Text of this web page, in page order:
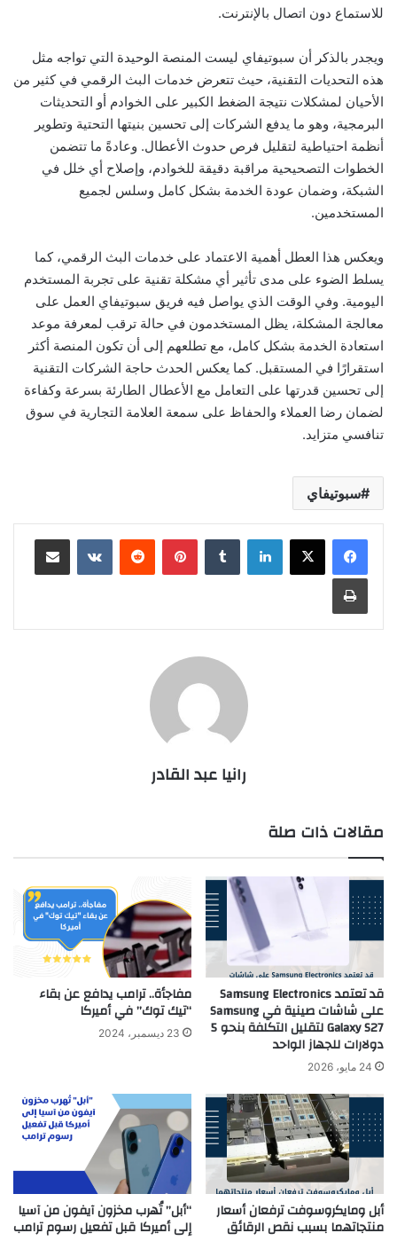
للاستماع دون اتصال بالإنترنت.
ويجدر بالذكر أن سبوتيفاي ليست المنصة الوحيدة التي تواجه مثل
هذه التحديات التقنية، حيث تتعرض خدمات البث الرقمي في كثير من
الأحيان لمشكلات نتيجة الضغط الكبير على الخوادم أو التحديثات
البرمجية، وهو ما يدفع الشركات إلى تحسين بنيتها التحتية وتطوير
أنظمة احتياطية لتقليل فرص حدوث الأعطال. وعادةً ما تتضمن
الخطوات التصحيحية مراقبة دقيقة للخوادم، وإصلاح أي خلل في
الشبكة، وضمان عودة الخدمة بشكل كامل وسلس لجميع
المستخدمين.
ويعكس هذا العطل أهمية الاعتماد على خدمات البث الرقمي، كما
يسلط الضوء على مدى تأثير أي مشكلة تقنية على تجربة المستخدم
اليومية. وفي الوقت الذي يواصل فيه فريق سبوتيفاي العمل على
معالجة المشكلة، يظل المستخدمون في حالة ترقب لمعرفة موعد
استعادة الخدمة بشكل كامل، مع تطلعهم إلى أن تكون المنصة أكثر
استقرارًا في المستقبل. كما يعكس الحدث حاجة الشركات التقنية
إلى تحسين قدرتها على التعامل مع الأعطال الطارئة بسرعة وكفاءة
لضمان رضا العملاء والحفاظ على سمعة العلامة التجارية في سوق
تنافسي متزايد.
سبوتيفاي
لينكدإن بينتيريست مشاركة عبر البريد
طباعة
رانيا عبد القادر
مقالات ذات صلة
قد تعتمد Samsung Electronics
على شاشات صينية في Samsung
Galaxy S27 لتقليل التكلفة بنحو 5
دولارات للجهاز الواحد
24 مايو، 2026
مفاجأة.. ترامب يدافع عن بقاء
“تيك توك” في أميركا
23 ديسمبر، 2024
أبل ومايكروسوفت ترفعان أسعار
منتجاتهما بسبب نقص الرقائق
“أبل” تُهرب مخزون آيفون من آسيا
إلى أميركا قبل تفعيل رسوم ترامب